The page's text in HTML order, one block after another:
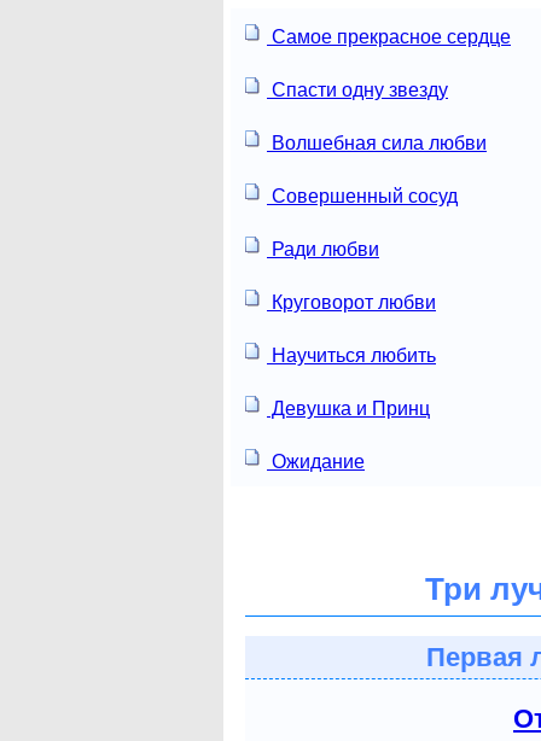
Самое прекрасное сердце
Спасти одну звезду
Волшебная сила любви
Совершенный сосуд
Ради любви
Круговорот любви
Научиться любить
Девушка и Принц
Ожидание
Три
Первая